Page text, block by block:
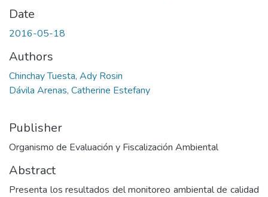
Date
2016-05-18
Authors
Chinchay Tuesta, Ady Rosin
Dávila Arenas, Catherine Estefany
Publisher
Organismo de Evaluación y Fiscalización Ambiental
Abstract
Presenta los resultados del monitoreo ambiental de calidad